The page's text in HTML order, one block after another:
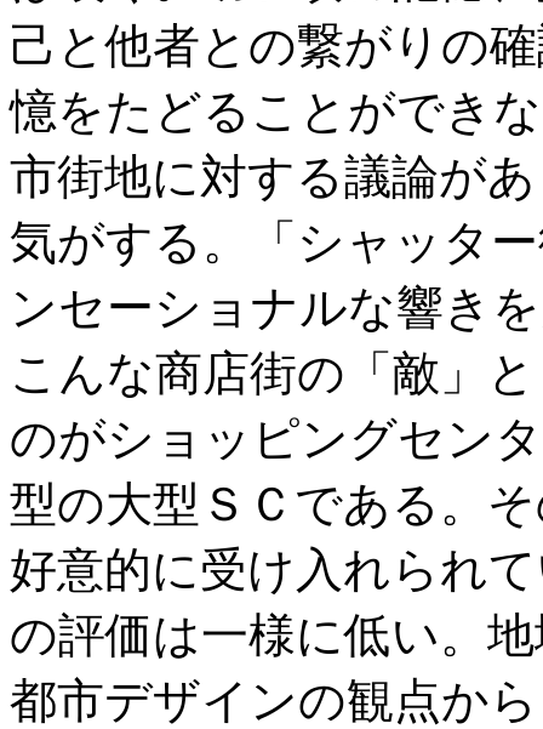
己と他者との繋がりの
憶をたどることができ
市街地に対する議論が
気がする。「シャッタ
ンセーショナルな響き
こんな商店街の「敵」
のがショッピングセン
型の大型ＳＣである。
好意的に受け入れられ
の評価は一様に低い。
都市デザインの観点か